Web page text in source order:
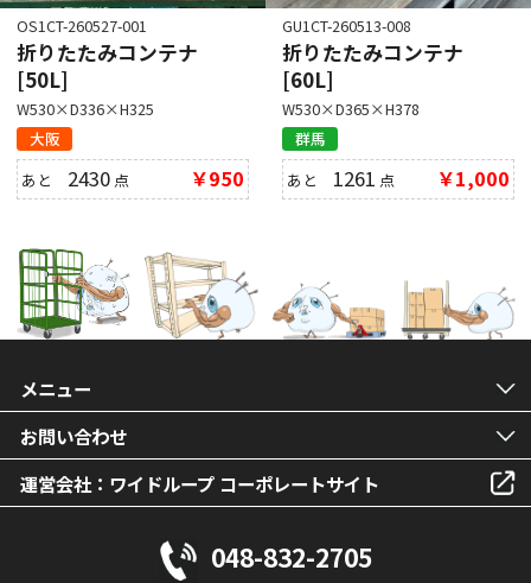
OS1CT-260527-001
折りたたみコンテナ
[50L]
W530×D336×H325
大阪
あと 2430 点 ￥950
GU1CT-260513-008
折りたたみコンテナ
[60L]
W530×D365×H378
群馬
あと 1261 点 ￥1,000
メニュー
お問い合わせ
運営会社：ワイドループ コーポレートサイト
048-832-2705